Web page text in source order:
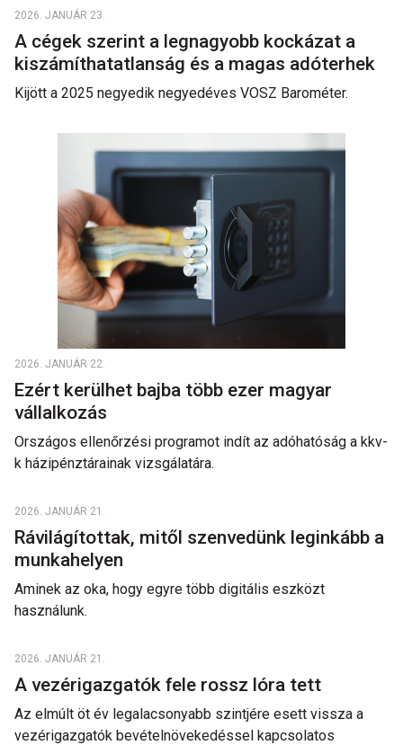
2026. JANUÁR 23.
A cégek szerint a legnagyobb kockázat a
kiszámíthatatlanság és a magas adóterhek
Kijött a 2025 negyedik negyedéves VOSZ Barométer.
2026. JANUÁR 22.
Ezért kerülhet bajba több ezer magyar
vállalkozás
Országos ellenőrzési programot indít az adóhatóság a kkv-
k házipénztárainak vizsgálatára.
2026. JANUÁR 21.
Rávilágítottak, mitől szenvedünk leginkább a
munkahelyen
Aminek az oka, hogy egyre több digitális eszközt
használunk.
2026. JANUÁR 21.
A vezérigazgatók fele rossz lóra tett
Az elmúlt öt év legalacsonyabb szintjére esett vissza a
vezérigazgatók bevételnövekedéssel kapcsolatos